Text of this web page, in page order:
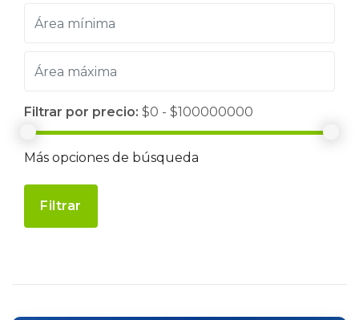
Filtrar por precio: $0 - $100000000
Más opciones de búsqueda
Filtrar